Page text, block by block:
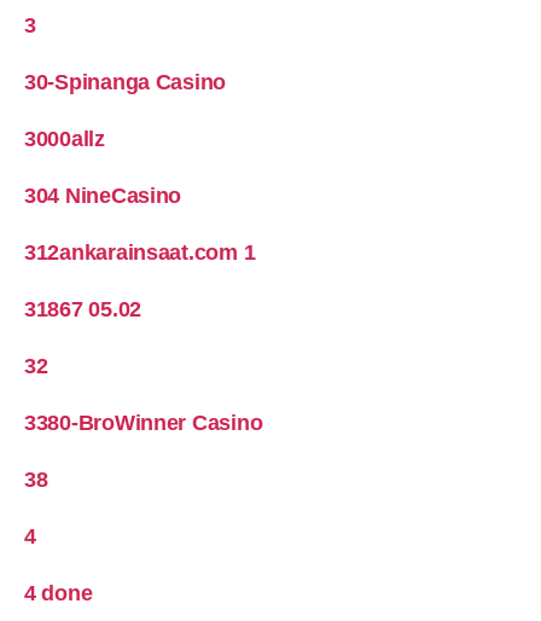
3
30-Spinanga Casino
3000allz
304 NineCasino
312ankarainsaat.com 1
31867 05.02
32
3380-BroWinner Casino
38
4
4 done